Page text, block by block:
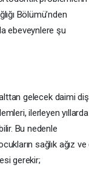
Bölümü’nden
ebeveynlere şu
gelecek daimi diş
ilerleyen yıllarda
Bu nedenle
sağlık ağız ve
gerekir;